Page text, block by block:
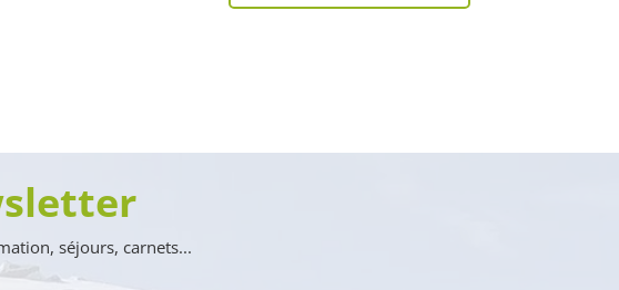
séjours, carnets...